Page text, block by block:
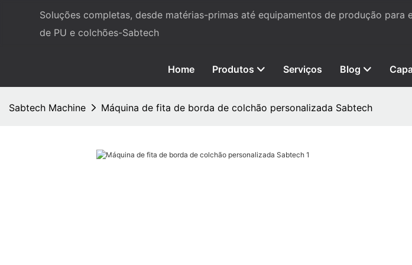
Soluções completas, desde matérias-primas até equipamentos de produção para
de PU e colchões-Sabtech
Home Produtos Serviços Blog
Sabtech Machine Máquina de fita de borda de colchão personalizada Sabtech